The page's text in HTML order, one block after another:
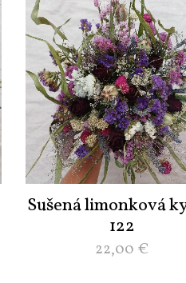
Sušená limonková
122
22,00 €